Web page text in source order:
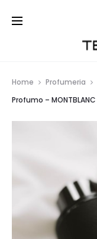
Home Profumeria
Profumo – MONTBLANC